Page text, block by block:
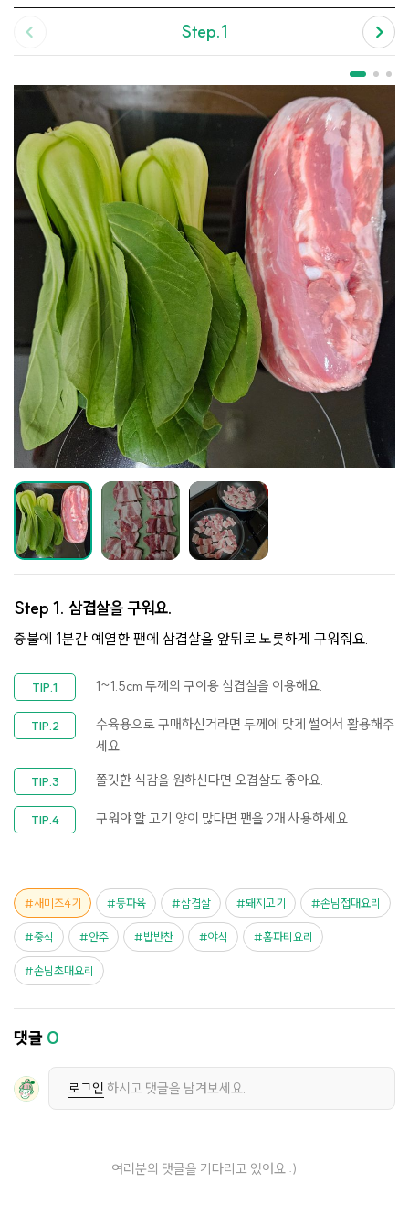
Step.1
Step 1. 삼겹살을 구워요.
중불에 1분간 예열한 팬에 삼겹살을 앞뒤로 노릇하게 구워줘요.
1~1.5cm 두께의 구이용 삼겹살을 이용해요.
수육용으로 구매하신거라면 두께에 맞게 썰어서 활용해주
세요.
쫄깃한 식감을 원하신다면 오겹살도 좋아요.
구워야 할 고기 양이 많다면 팬을 2개 사용하세요.
새미즈4기 동파육 삼겹살 돼지고기 손님접대요리
중식 안주 밥반찬 야식 홈파티요리
손님초대요리
댓글 0
로그인 하시고 댓글을 남겨보세요.
여러분의 댓글을 기다리고 있어요 :)